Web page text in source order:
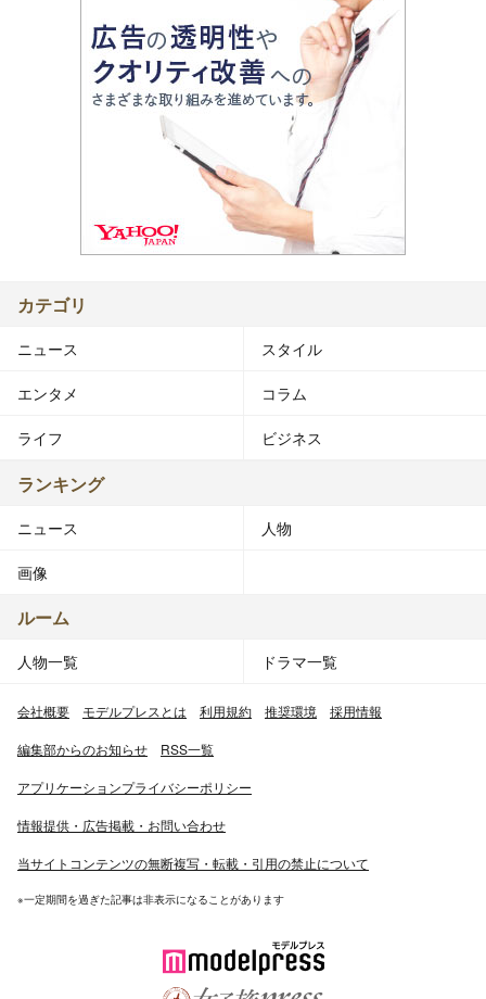
カテゴリ
ニュース スタイル
エンタメ コラム
ライフ ビジネス
ランキング
ニュース 人物
画像
ルーム
人物一覧 ドラマ一覧
会社概要 モデルプレスとは 利用規約 推奨環境 採用情報
編集部からのお知らせ RSS一覧
アプリケーションプライバシーポリシー
情報提供・広告掲載・お問い合わせ
当サイトコンテンツの無断複写・転載・引用の禁止について
※一定期間を過ぎた記事は非表示になることがあります